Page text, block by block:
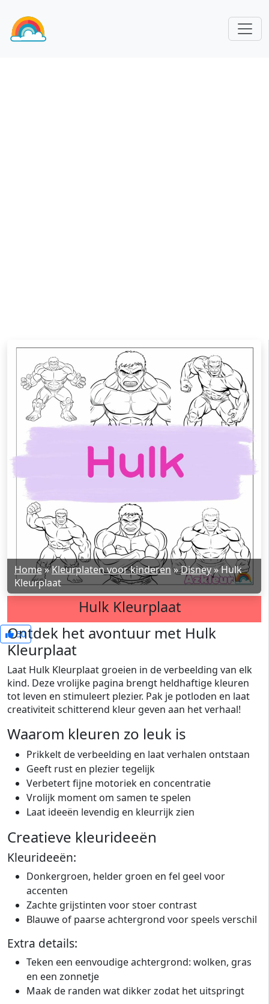
Home»Kleurplaten voor kinderen»Disney»Hulk
Kleurplaat
Hulk Kleurplaat
50
Ontdek het avontuur met Hulk
Kleurplaat
Laat Hulk Kleurplaat groeien in de verbeelding van elk
kind. Deze vrolijke pagina brengt heldhaftige kleuren
tot leven en stimuleert plezier. Pak je potloden en laat
creativiteit schitterend kleur geven aan het verhaal!
Waarom kleuren zo leuk is
Prikkelt de verbeelding en laat verhalen ontstaan
Geeft rust en plezier tegelijk
Verbetert fijne motoriek en concentratie
Vrolijk moment om samen te spelen
Laat ideeën levendig en kleurrijk zien
Creatieve kleurideeën
Kleurideeën:
Donkergroen, helder groen en fel geel voor
accenten
Zachte grijstinten voor stoer contrast
Blauwe of paarse achtergrond voor speels verschil
Extra details:
Teken een eenvoudige achtergrond: wolken, gras
en een zonnetje
Maak de randen wat dikker zodat het uitspringt